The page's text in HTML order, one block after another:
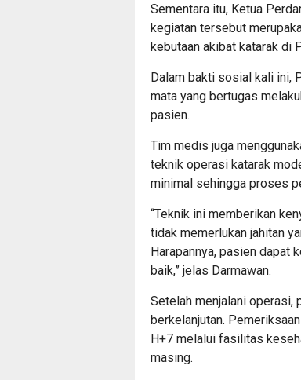
Sementara itu, Ketua
kegiatan tersebut
kebutaan akibat katarak di
Dalam bakti sosial kali ini,
mata yang bertugas
pasien.
Tim medis juga
teknik operasi katarak
minimal sehingga proses
“Teknik ini memberikan
tidak memerlukan jahitan
Harapannya, pasien dapat
baik,” jelas Darmawan.
Setelah menjalani operasi,
berkelanjutan.
H+7 melalui fasilitas
masing.